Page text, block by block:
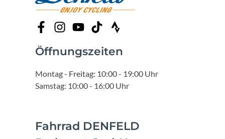
Öffnungszeiten
Montag - Freitag: 10:00 - 19:00 Uhr
Samstag: 10:00 - 16:00 Uhr
Fahrrad DENFELD